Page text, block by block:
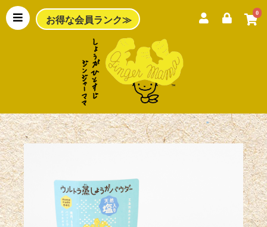
お得な会員ランク≫ 0